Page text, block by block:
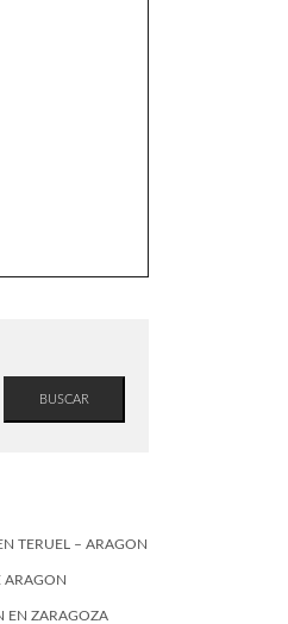
BUSCAR
TERUEL – ARAGON
ARAGON
EN ZARAGOZA